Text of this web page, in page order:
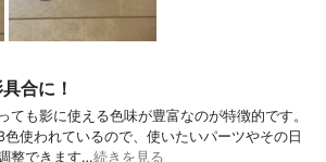
合に！
ても影に使える色味が豊富なのが特徴的です。
使われているので、使いたいパーツやその日
整できます…続きを見る